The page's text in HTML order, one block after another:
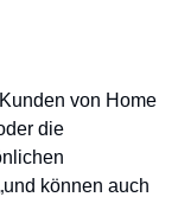
von Home
die
können auch